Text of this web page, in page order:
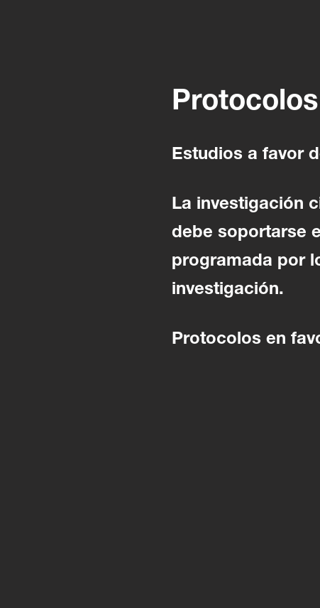
Protocolos
Estudios a favor
La investigación
debe soportarse
programada por
investigación.
Protocolos en